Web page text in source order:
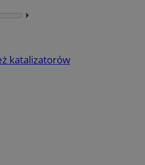
⏵︎
katalizatorów